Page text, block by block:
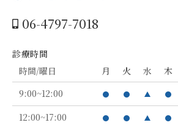
06-4797-7018
診療時間
時間/曜日
月 火 水 木
9:00~12:00
12:00~17:00